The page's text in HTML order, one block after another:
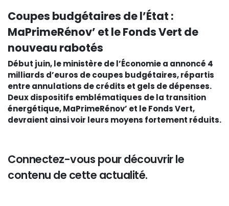
Coupes budgétaires de l’État :
MaPrimeRénov’ et le Fonds Vert de
nouveau rabotés
Début juin, le ministère de l’Économie a annoncé 4
milliards d’euros de coupes budgétaires, répartis
entre annulations de crédits et gels de dépenses.
Deux dispositifs emblématiques de la transition
énergétique, MaPrimeRénov’ et le Fonds Vert,
devraient ainsi voir leurs moyens fortement réduits.
Connectez-vous pour découvrir le
contenu de cette actualité.